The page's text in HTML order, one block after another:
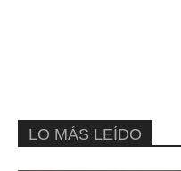
LO MÁS LEÍDO